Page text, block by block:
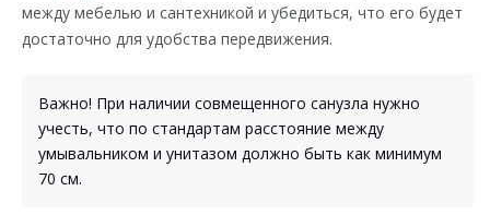
между мебелью и сантехникой и убедиться, что его будет
достаточно для удобства передвижения.
Важно! При наличии совмещенного санузла нужно
учесть, что по стандартам расстояние между
умывальником и унитазом должно быть как минимум
70 см.